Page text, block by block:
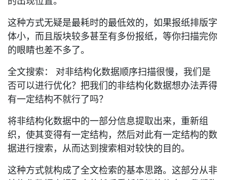
这种方式无疑是最耗时的最低效的，如果报纸排版字
体小，而且版块较多甚至有多份报纸，等你扫描完你
的眼睛也差不多了。
全文搜索： 对非结构化数据顺序扫描很慢，我们是
否可以进行优化？把我们的非结构化数据想办法弄得
有一定结构不就行了吗？
将非结构化数据中的一部分信息提取出来，重新组
织，使其变得有一定结构，然后对此有一定结构的数
据进行搜索，从而达到搜索相对较快的目的。
这种方式就构成了全文检索的基本思路。这部分从非